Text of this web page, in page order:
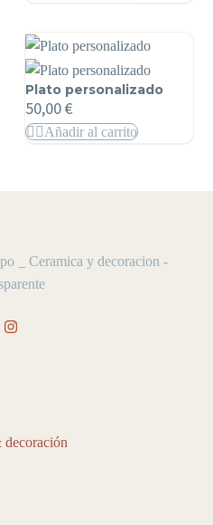
Plato personalizado
50,00€
Añadir al carrito